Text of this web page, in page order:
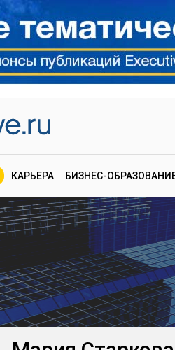
КАРЬЕРА БИЗНЕС-